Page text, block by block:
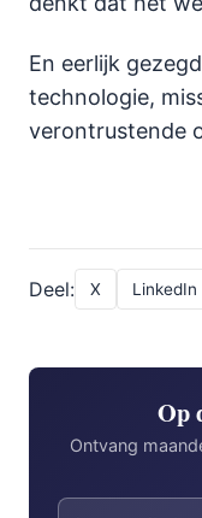
En eerlijk
technologie,
verontrustende
Deel: X LinkedIn
Op
Ontvang